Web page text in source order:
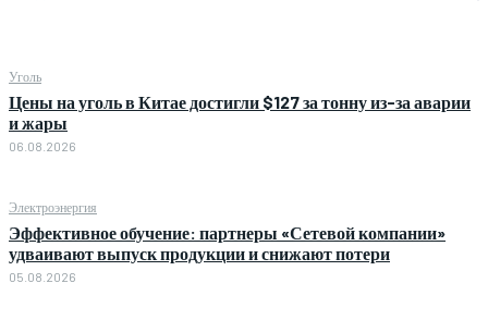
Уголь
Цены на уголь в Китае достигли $127 за тонну из-за аварии
и жары
06.08.2026
Электроэнергия
Эффективное обучение: партнеры «Сетевой компании»
удваивают выпуск продукции и снижают потери
05.08.2026